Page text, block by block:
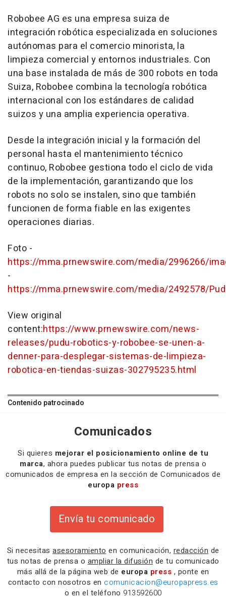
Robobee AG es una empresa suiza de
integración robótica especializada en soluciones
autónomas para el comercio minorista, la
limpieza comercial y entornos industriales. Con
una base instalada de más de 300 robots en toda
Suiza, Robobee combina la tecnología robótica
internacional con los estándares de calidad
suizos y una amplia experiencia operativa.
Desde la integración inicial y la formación del
personal hasta el mantenimiento técnico
continuo, Robobee gestiona todo el ciclo de vida
de la implementación, garantizando que los
robots no solo se instalen, sino que también
funcionen de forma fiable en las exigentes
operaciones diarias.
Foto -
https://mma.prnewswire.com/media/2996266/
-
https://mma.prnewswire.com/media/2492578/
View original
content:https://www.prnewswire.com/news-
releases/pudu-robotics-y-robobee-se-unen-a-
denner-para-desplegar-sistemas-de-limpieza-
robotica-en-tiendas-suizas-302795235.html
Contenido patrocinado
Comunicados
Si quieres mejorar el posicionamiento online de tu
marca, ahora puedes publicar tus notas de prensa o
comunicados de empresa en la sección de Comunicados de
europa press
Envía tu comunicado
Si necesitas asesoramiento en comunicación, redacción de
tus notas de prensa o ampliar la difusión de tu comunicado
más allá de la página web de europa press , ponte en
contacto con nosotros en comunicacion@europapress.es
o en el teléfono 913592600